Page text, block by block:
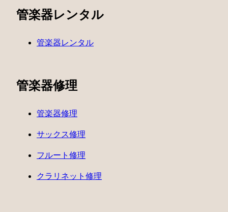
管楽器レンタル
管楽器レンタル
管楽器修理
管楽器修理
サックス修理
フルート修理
クラリネット修理